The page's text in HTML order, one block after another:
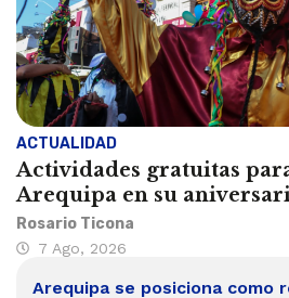
ACTUALIDAD
Actividades gratuitas
Arequipa en su
Rosario Ticona
7 Ago, 2026
Arequipa se posiciona como